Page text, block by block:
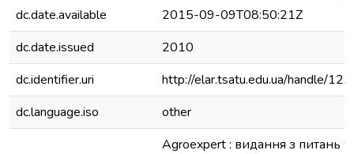
dc.date.available
2015-09-09T08:50:21Z
dc.date.issued
2010
dc.identifier.uri
http://elar.tsatu.edu.ua/handle/
dc.language.iso
other
Agroexpert : видання з питань